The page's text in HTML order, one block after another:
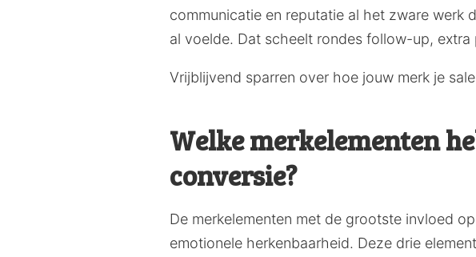
communicatie en reputatie al het zware werk
al voelde. Dat scheelt rondes follow-up,
Vrijblijvend sparren over hoe jouw merk je
Welke merkelementen
conversie?
De merkelementen met de grootste invloed
emotionele herkenbaarheid. Deze drie